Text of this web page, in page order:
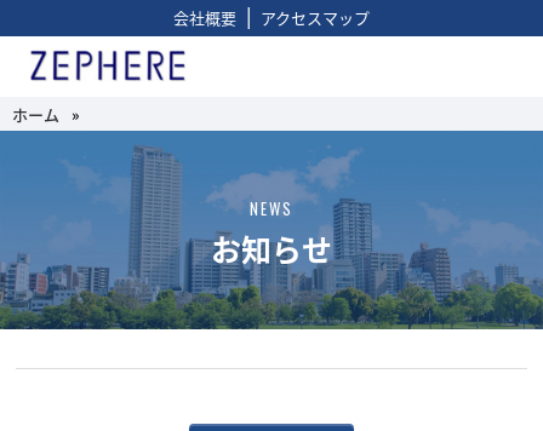
会社概要 | アクセスマップ
ホーム »
NEWS
お知らせ